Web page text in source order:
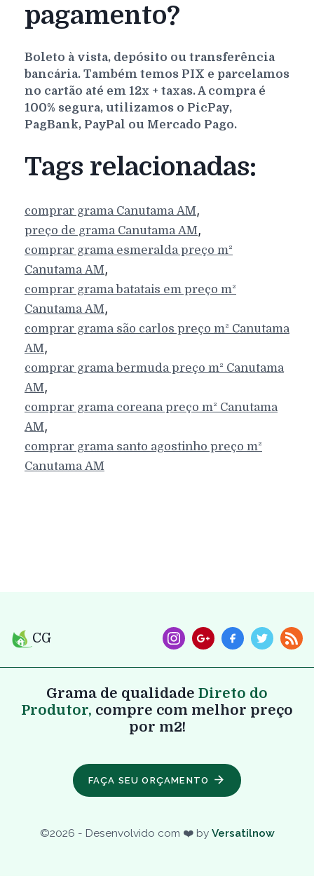
pagamento?
Boleto à vista, depósito ou transferência
bancária. Também temos PIX e parcelamos
no cartão até em 12x + taxas. A compra é
100% segura, utilizamos o PicPay,
PagBank, PayPal ou Mercado Pago.
Tags relacionadas:
comprar grama Canutama AM,
preço de grama Canutama AM,
comprar grama esmeralda preço m²
Canutama AM,
comprar grama batatais em preço m²
Canutama AM,
comprar grama são carlos preço m² Canutama
AM,
comprar grama bermuda preço m² Canutama
AM,
comprar grama coreana preço m² Canutama
AM,
comprar grama santo agostinho preço m²
Canutama AM
CG
Grama de qualidade Direto do
Produtor, compre com melhor preço
por m2!
FAÇA SEU ORÇAMENTO
©2026 - Desenvolvido com ❤️ by Versatilnow